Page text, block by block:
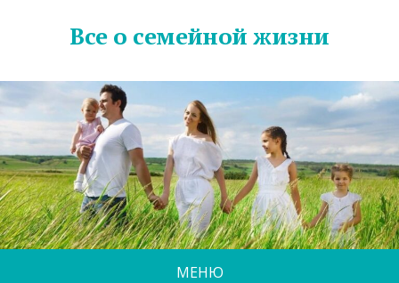
Все о семейной жизни
МЕНЮ